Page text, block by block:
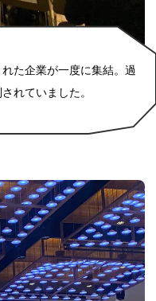
た企業が一度に集結。過
れていました。